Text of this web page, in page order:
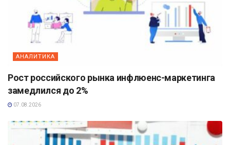
АНАЛИТИКА
Рост российского рынка инфлюенс-маркетинга
замедлился до 2%
07.08.2026